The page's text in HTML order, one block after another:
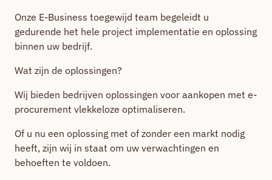
Onze E-Business toegewijd team begeleidt u
gedurende het hele project implementatie en oplossing
binnen uw bedrijf.
Wat zijn de oplossingen?
Wij bieden bedrijven oplossingen voor aankopen met e-
procurement vlekkeloze optimaliseren.
Of u nu een oplossing met of zonder een markt nodig
heeft, zijn wij in staat om uw verwachtingen en
behoeften te voldoen.